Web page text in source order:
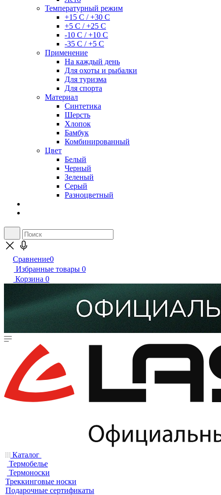
Температурный режим
+15 С / +30 С
+5 С / +25 С
-10 С / +10 С
-35 С / +5 С
Применение
На каждый день
Для охоты и рыбалки
Для туризма
Для спорта
Материал
Синтетика
Шерсть
Хлопок
Бамбук
Комбинированный
Цвет
Белый
Черный
Зеленый
Серый
Разноцветный
Сравнение0
Избранные товары 0
Корзина 0
Каталог
Термобелье
Термоноски
Треккинговые носки
Подарочные сертификаты